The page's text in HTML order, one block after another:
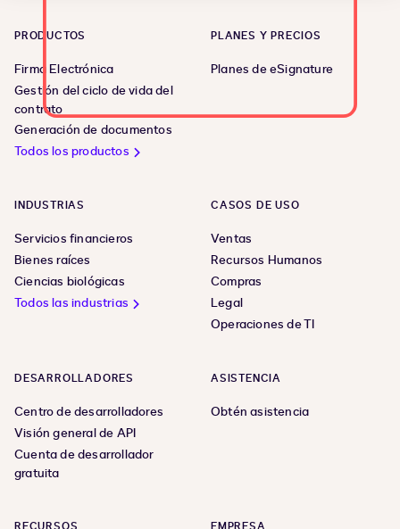
PRODUCTOS
Firma Electrónica
Gestión del ciclo de vida del
contrato
Generación de documentos
Todos los productos
PLANES Y PRECIOS
Planes de eSignature
INDUSTRIAS
Servicios financieros
Bienes raíces
Ciencias biológicas
Todos las industrias
CASOS DE USO
Ventas
Recursos Humanos
Compras
Legal
Operaciones de TI
DESARROLLADORES
Centro de desarrolladores
Visión general de API
Cuenta de desarrollador
gratuita
ASISTENCIA
Obtén asistencia